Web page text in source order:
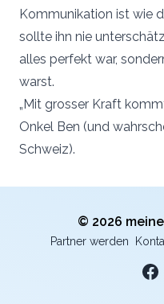
Kommunikation ist wie
sollte ihn nie
alles perfekt war,
warst.
„Mit grosser Kraft
Onkel Ben (und
Schweiz).
© 2026
Partner werden